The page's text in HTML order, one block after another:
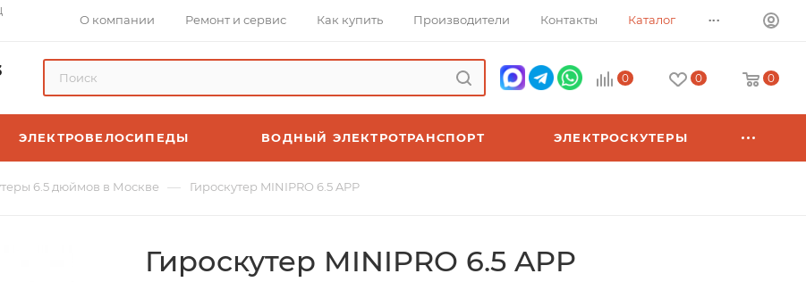
О компании Ремонт и сервис Как купить Производители Контакты Каталог ...
0 0 0
ЭЛЕКТРОВЕЛОСИПЕДЫ ВОДНЫЙ ЭЛЕКТРОТРАНСПОРТ ЭЛЕКТРОСКУТЕРЫ
6.5 дюймов в Москве — Гироскутер MINIPRO 6.5 APP
Гироскутер MINIPRO 6.5 APP